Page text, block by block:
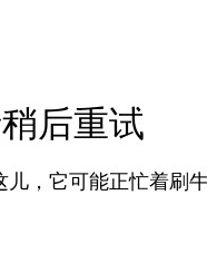
后重试
儿，它可能正忙着刷